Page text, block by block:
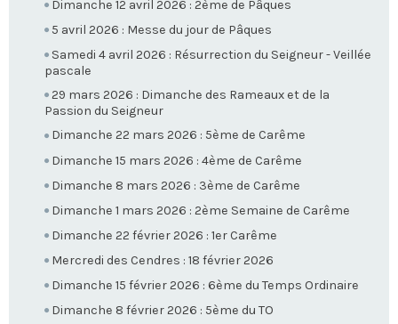
Dimanche 12 avril 2026 : 2ème de Pâques
5 avril 2026 : Messe du jour de Pâques
Samedi 4 avril 2026 : Résurrection du Seigneur - Veillée
pascale
29 mars 2026 : Dimanche des Rameaux et de la
Passion du Seigneur
Dimanche 22 mars 2026 : 5ème de Carême
Dimanche 15 mars 2026 : 4ème de Carême
Dimanche 8 mars 2026 : 3ème de Carême
Dimanche 1 mars 2026 : 2ème Semaine de Carême
Dimanche 22 février 2026 : 1er Carême
Mercredi des Cendres : 18 février 2026
Dimanche 15 février 2026 : 6ème du Temps Ordinaire
Dimanche 8 février 2026 : 5ème du TO